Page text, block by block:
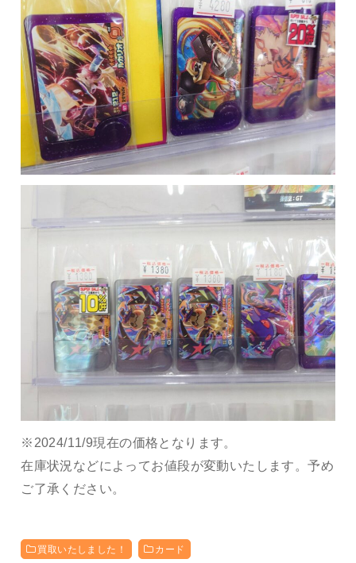
※2024/11/9現在の価格となります。
在庫状況などによってお値段が変動いたします。予め
ご了承ください。
買取いたしました！ カード